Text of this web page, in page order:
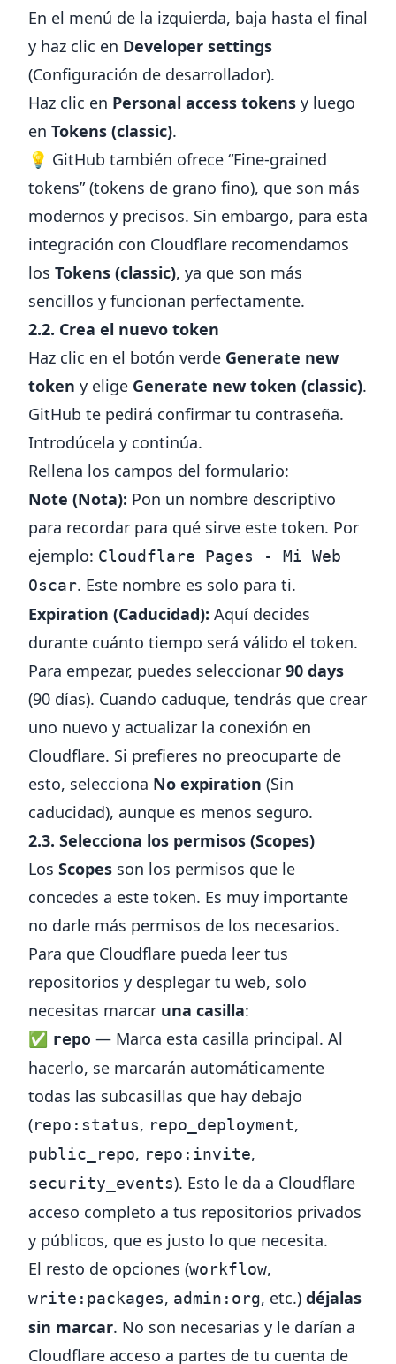
En el menú de la izquierda, baja hasta el final
y haz clic en Developer settings
(Configuración de desarrollador).
Haz clic en Personal access tokens y luego
en Tokens (classic).
💡 GitHub también ofrece “Fine-grained
tokens” (tokens de grano fino), que son más
modernos y precisos. Sin embargo, para esta
integración con Cloudflare recomendamos
los Tokens (classic), ya que son más
sencillos y funcionan perfectamente.
2.2. Crea el nuevo token
Haz clic en el botón verde Generate new
token y elige Generate new token (classic).
GitHub te pedirá confirmar tu contraseña.
Introdúcela y continúa.
Rellena los campos del formulario:
Note (Nota): Pon un nombre descriptivo
para recordar para qué sirve este token. Por
ejemplo: Cloudflare Pages - Mi Web
Oscar. Este nombre es solo para ti.
Expiration (Caducidad): Aquí decides
durante cuánto tiempo será válido el token.
Para empezar, puedes seleccionar 90 days
(90 días). Cuando caduque, tendrás que crear
uno nuevo y actualizar la conexión en
Cloudflare. Si prefieres no preocuparte de
esto, selecciona No expiration (Sin
caducidad), aunque es menos seguro.
2.3. Selecciona los permisos (Scopes)
Los Scopes son los permisos que le
concedes a este token. Es muy importante
no darle más permisos de los necesarios.
Para que Cloudflare pueda leer tus
repositorios y desplegar tu web, solo
necesitas marcar una casilla:
✅ repo — Marca esta casilla principal. Al
hacerlo, se marcarán automáticamente
todas las subcasillas que hay debajo
(repo:status, repo_deployment,
public_repo, repo:invite,
security_events). Esto le da a Cloudflare
acceso completo a tus repositorios privados
y públicos, que es justo lo que necesita.
El resto de opciones (workflow,
write:packages, admin:org, etc.) déjalas
sin marcar. No son necesarias y le darían a
Cloudflare acceso a partes de tu cuenta de